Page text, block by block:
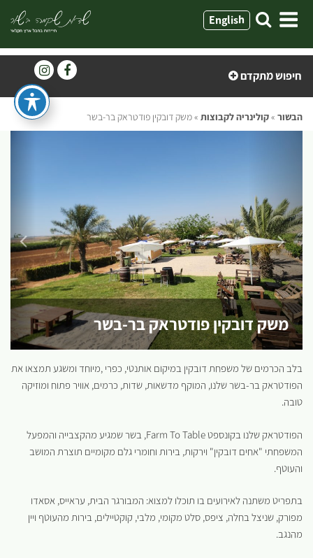
לתוכן
English
חיפוש מתקדם
הבשור »קולינריה לקבוצות »משק דובקין פודטראק בר-בשר
משק דובקין פודטראק בר-בשר
בלב הכרמים של משפחת דובקין במיקום אותנטי, כפרי ,מיוחד ומשגע תמצאו את
הפודטראק בר-בשר שלנו, המוקף מדשאות, שדות, כרמים, אוויר פתוח ומוזיקה
טובה.
הפודטראק שלנו בקונספט Farm To Table, בשר שמגיע מהקצבייה והמפעל
המשפחתי "אחים דובקין" וירקות, בירות וחומרי גלם מקומיים תוצרת המושב
והעוטף.
בתפריט משתנה לאירועים בו תוכלו למצוא: המבורגר הבית, עראייס, אסאדו
מפורק, שניצל בחלה, ציפס, סלט מקומי, מלבי, קוקטיילים, בירות מהעוטף ויין
מהנגב.